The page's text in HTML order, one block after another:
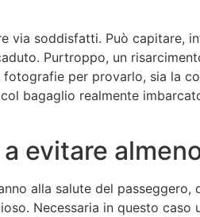
via soddisfatti. Può capitare,
Purtroppo, un
per provarlo, sia la
bagaglio realmente
evitare
alla salute del
Necessaria in questo caso